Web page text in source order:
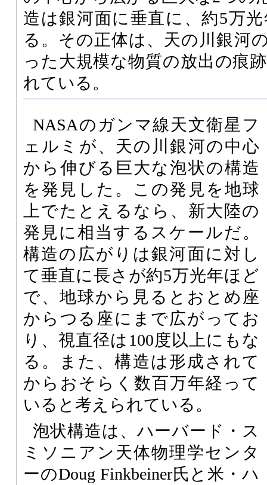
造は銀河面に垂直に、約5万
る。その正体は、天の川銀河
った大規模な物質の放出の痕
れている。
NASAのガンマ線天文衛星フ
ェルミが、天の川銀河の中心
から伸びる巨大な泡状の構造
を発見した。この発見を地球
上でたとえるなら、新大陸の
発見に相当するスケールだ。
構造の広がりは銀河面に対し
て垂直に長さが約5万光年ほど
で、地球から見るとおとめ座
からつる座にまで広がってお
り、視直径は100度以上にもな
る。また、構造は形成されて
からおそらく数百万年経って
いると考えられている。
泡状構造は、ハーバード・ス
ミソニアン天体物理学センタ
ーのDoug Finkbeiner氏と米・ハ